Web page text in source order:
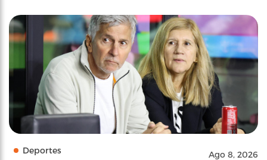
Deportes Ago 8, 2026